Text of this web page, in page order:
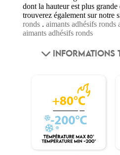
dont la hauteur est plus
trouverez également sur notre
ronds .aimants adhésifs ronds
aimants adhésifs ronds
INFORMATIONS